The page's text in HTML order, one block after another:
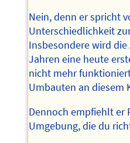
Nein, denn er spricht
Unterschiedlichkeit
Insbesondere wird die
Jahren eine heute
nicht mehr
Umbauten an diesem
Dennoch empfiehlt er
Umgebung, die du